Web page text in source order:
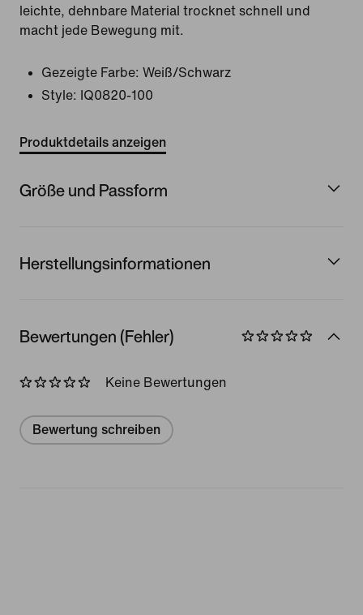
leichte, dehnbare Material trocknet schnell und
macht jede Bewegung mit.
Gezeigte Farbe: Weiß/Schwarz
Style:
IQ0820-100
Produktdetails anzeigen
Größe und Passform
Herstellungsinformationen
Bewertungen (Fehler)
Keine Bewertungen
Bewertung schreiben